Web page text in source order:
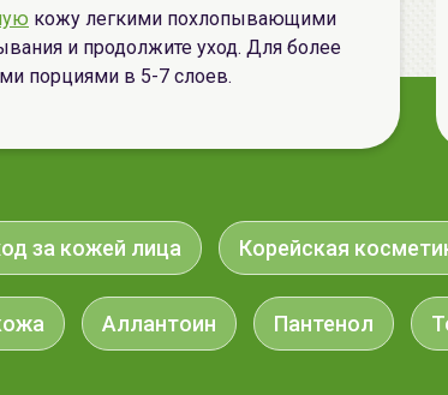
кожу легкими похлопывающими
и продолжите уход. Для более
порциями в 5-7 слоев.
за кожей лица Корейская
Аллантоин Пантенол